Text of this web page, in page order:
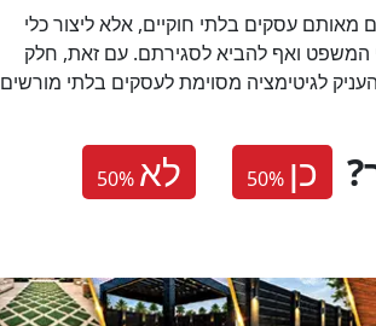
עסקים בלתי חוקיים, אלא ליצור כלי
המשפט ואף להביא לסגירתם. עם זאת, חלק
לגיטימציה מסוימת לעסקים בלתי מורשים
50% לא 50% כן